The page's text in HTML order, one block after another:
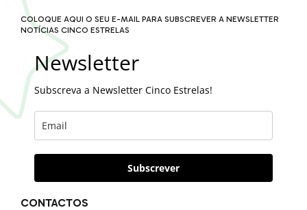
COLOQUE AQUI O SEU E-MAIL PARA SUBSCREVER A NEWSLETTER
NOTÍCIAS CINCO ESTRELAS
Newsletter
Subscreva a Newsletter Cinco Estrelas!
Subscrever
CONTACTOS